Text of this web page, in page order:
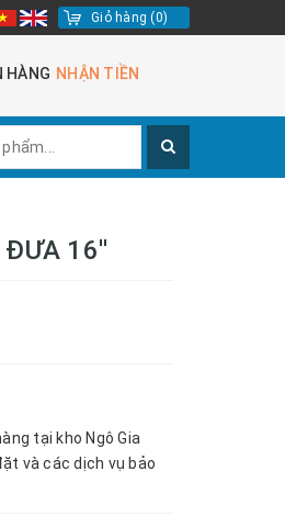
Giỏ hàng (0)
HÀNG NHẬN TIỀN
ĐƯA 16''
tại kho Ngô Gia
và các dịch vụ bảo